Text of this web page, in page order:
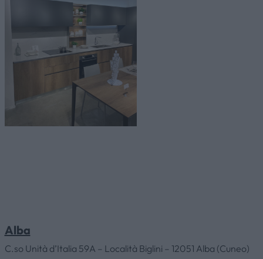
Alba
C.so Unità d’Italia 59A – Località Biglini – 12051 Alba (Cuneo)